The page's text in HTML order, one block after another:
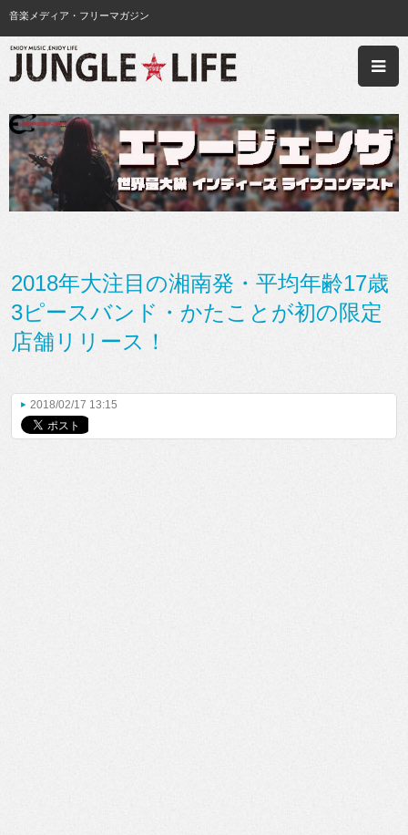
音楽メディア・フリーマガジン
2018年大注目の湘南発・平均年齢17歳
3ピースバンド・かたことが初の限定
店舗リリース！
2018/02/17 13:15